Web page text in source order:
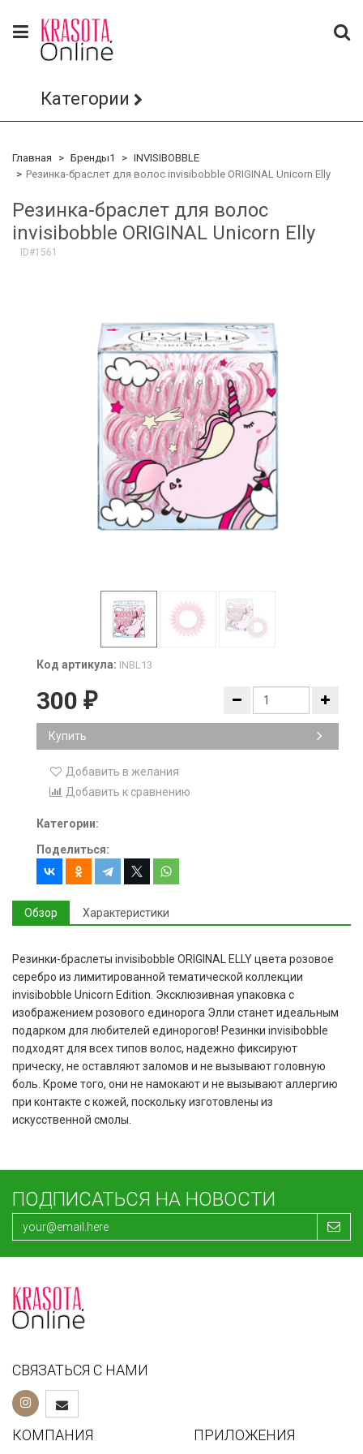
Категории
Главная Бренды1
INVISIBOBBLE
Резинка-браслет для волос invisibobble ORIGINAL Unicorn Elly
Резинка-браслет для волос
invisibobble ORIGINAL Unicorn Elly
ID#1561
Код артикула: INBL13
300 ₽
Купить
Добавить в желания
Добавить к сравнению
Категории:
Поделиться:
Обзор Характеристики
Резинки-браслеты invisibobble ORIGINAL ELLY цвета розовое
серебро из лимитированной тематической коллекции
invisibobble Unicorn Edition. Эксклюзивная упаковка с
изображением розового единорога Элли станет идеальным
подарком для любителей единорогов! Резинки invisibobble
подходят для всех типов волос, надежно фиксируют
прическу, не оставляют заломов и не вызывают головную
боль. Кроме того, они не намокают и не вызывают аллергию
при контакте с кожей, поскольку изготовлены из
искусственной смолы.
ПОДПИСАТЬСЯ НА НОВОСТИ
СВЯЗАТЬСЯ С НАМИ
КОМПАНИЯ ПРИЛОЖЕНИЯ